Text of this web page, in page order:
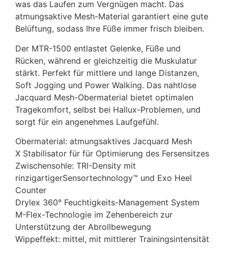
was das Laufen zum Vergnügen macht. Das
atmungsaktive Mesh-Material garantiert eine gute
Belüftung, sodass Ihre Füße immer frisch bleiben.
Der MTR-1500 entlastet Gelenke, Füße und
Rücken, während er gleichzeitig die Muskulatur
stärkt. Perfekt für mittlere und lange Distanzen,
Soft Jogging und Power Walking. Das nahtlose
Jacquard Mesh-Obermaterial bietet optimalen
Tragekomfort, selbst bei Hallux-Problemen, und
sorgt für ein angenehmes Laufgefühl.
Obermaterial: atmungsaktives Jacquard Mesh
X Stabilisator für für Optimierung des Fersensitzes
Zwischensohle: TRI-Density mit
rinzigartigerSensortechnology™ und Exo Heel
Counter
Drylex 360° Feuchtigkeits-Management System
M-Flex-Technologie im Zehenbereich zur
Unterstützung der Abrollbewegung
Wippeffekt: mittel, mit mittlerer Trainingsintensität